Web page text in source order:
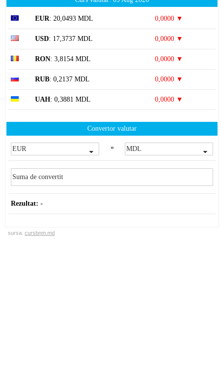
EUR: 20,0493 MDL 0,0000 ▼
USD: 17,3737 MDL 0,0000 ▼
RON: 3,8154 MDL 0,0000 ▼
RUB: 0,2137 MDL 0,0000 ▼
UAH: 0,3881 MDL 0,0000 ▼
Convertor valutar
»
Rezultat: -
sursa: cursbnm.md